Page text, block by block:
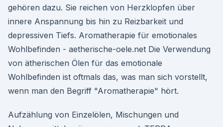
gehören dazu. Sie reichen von Herzklopfen über
innere Anspannung bis hin zu Reizbarkeit und
depressiven Tiefs. Aromatherapie für emotionales
Wohlbefinden - aetherische-oele.net Die Verwendung
von ätherischen Ölen für das emotionale
Wohlbefinden ist oftmals das, was man sich vorstellt,
wenn man den Begriff "Aromatherapie" hört.
Aufzählung von Einzelölen, Mischungen und